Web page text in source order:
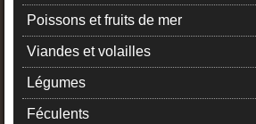
Poissons et fruits de mer
Viandes et volailles
Légumes
Féculents